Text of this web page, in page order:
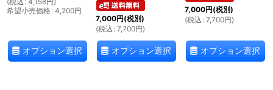
希望小売価格: 4,200円
オプション選択
7,000円(税別)
(税込 : 7,700円)
オプション選択
7,000円(税別)
(税込 : 7,700円)
オプション選択